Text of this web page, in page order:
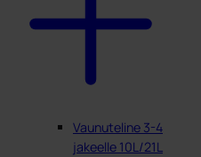
Vaunuteline 3-4
jakeelle 10L/21L